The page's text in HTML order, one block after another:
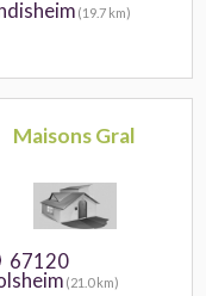
(19.7 km)
Maisons Gral
67120
(21.0 km)